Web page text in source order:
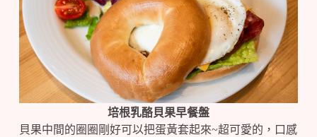
培根乳酪貝果早餐盤
貝果中間的圈圈剛好可以把蛋黃套起來~超可愛的，口感